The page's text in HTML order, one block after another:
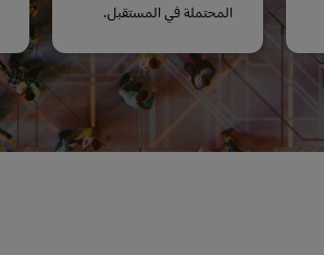
المحتملة في المستقبل.